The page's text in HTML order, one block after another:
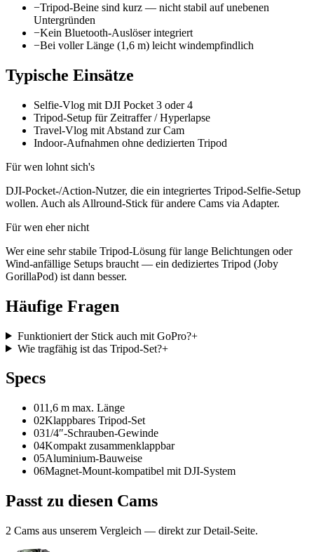
−Tripod-Beine sind kurz — nicht stabil auf unebenen
Untergründen
−Kein Bluetooth-Auslöser integriert
−Bei voller Länge (1,6 m) leicht windempfindlich
Typische Einsätze
Selfie-Vlog mit DJI Pocket 3 oder 4
Tripod-Setup für Zeitraffer / Hyperlapse
Travel-Vlog mit Abstand zur Cam
Indoor-Aufnahmen ohne dedizierten Tripod
Für wen lohnt sich's
DJI-Pocket-/Action-Nutzer, die ein integriertes Tripod-Selfie-Setup
wollen. Auch als Allround-Stick für andere Cams via Adapter.
Für wen eher nicht
Wer eine sehr stabile Tripod-Lösung für lange Belichtungen oder
Wind-anfällige Setups braucht — ein dediziertes Tripod (Joby
GorillaPod) ist dann besser.
Häufige Fragen
Funktioniert der Stick auch mit GoPro?+
Wie tragfähig ist das Tripod-Set?+
Specs
011,6 m max. Länge
02Klappbares Tripod-Set
031/4″-Schrauben-Gewinde
04Kompakt zusammenklappbar
05Aluminium-Bauweise
06Magnet-Mount-kompatibel mit DJI-System
Passt zu diesen Cams
2 Cams aus unserem Vergleich — direkt zur Detail-Seite.